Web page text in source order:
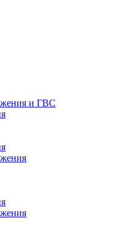
и ГВС